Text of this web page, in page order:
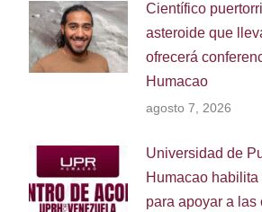
Científico
asteroide que
ofrecerá
Humacao
agosto 7, 2026
Universidad de
Humacao
para apoyar a las